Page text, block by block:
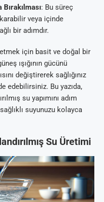
: Bu süreç
veya içinde
bir adımdır.
için basit ve doğal bir
ışığının gücünü
değiştirerek sağlığınız
edebilirsiniz. Bu yazıda,
su yapımını adım
suyunuzu kolayca
Su Üretimi